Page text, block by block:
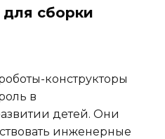
сборки
конструкторы
в
детей. Они
инженерные